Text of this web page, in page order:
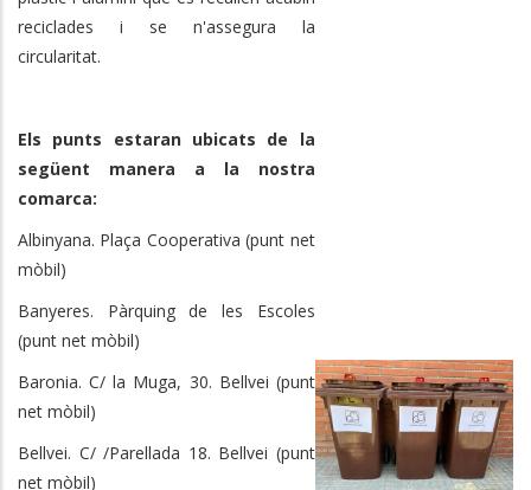
reciclades i se n'assegura la
circularitat.
Els punts estaran ubicats de la
següent manera a la nostra
comarca:
Albinyana. Plaça Cooperativa (punt net
mòbil)
Banyeres. Pàrquing de les Escoles
(punt net mòbil)
Baronia. C/ la Muga, 30. Bellvei (punt
net mòbil)
Bellvei. C/ /Parellada 18. Bellvei (punt
net mòbil)